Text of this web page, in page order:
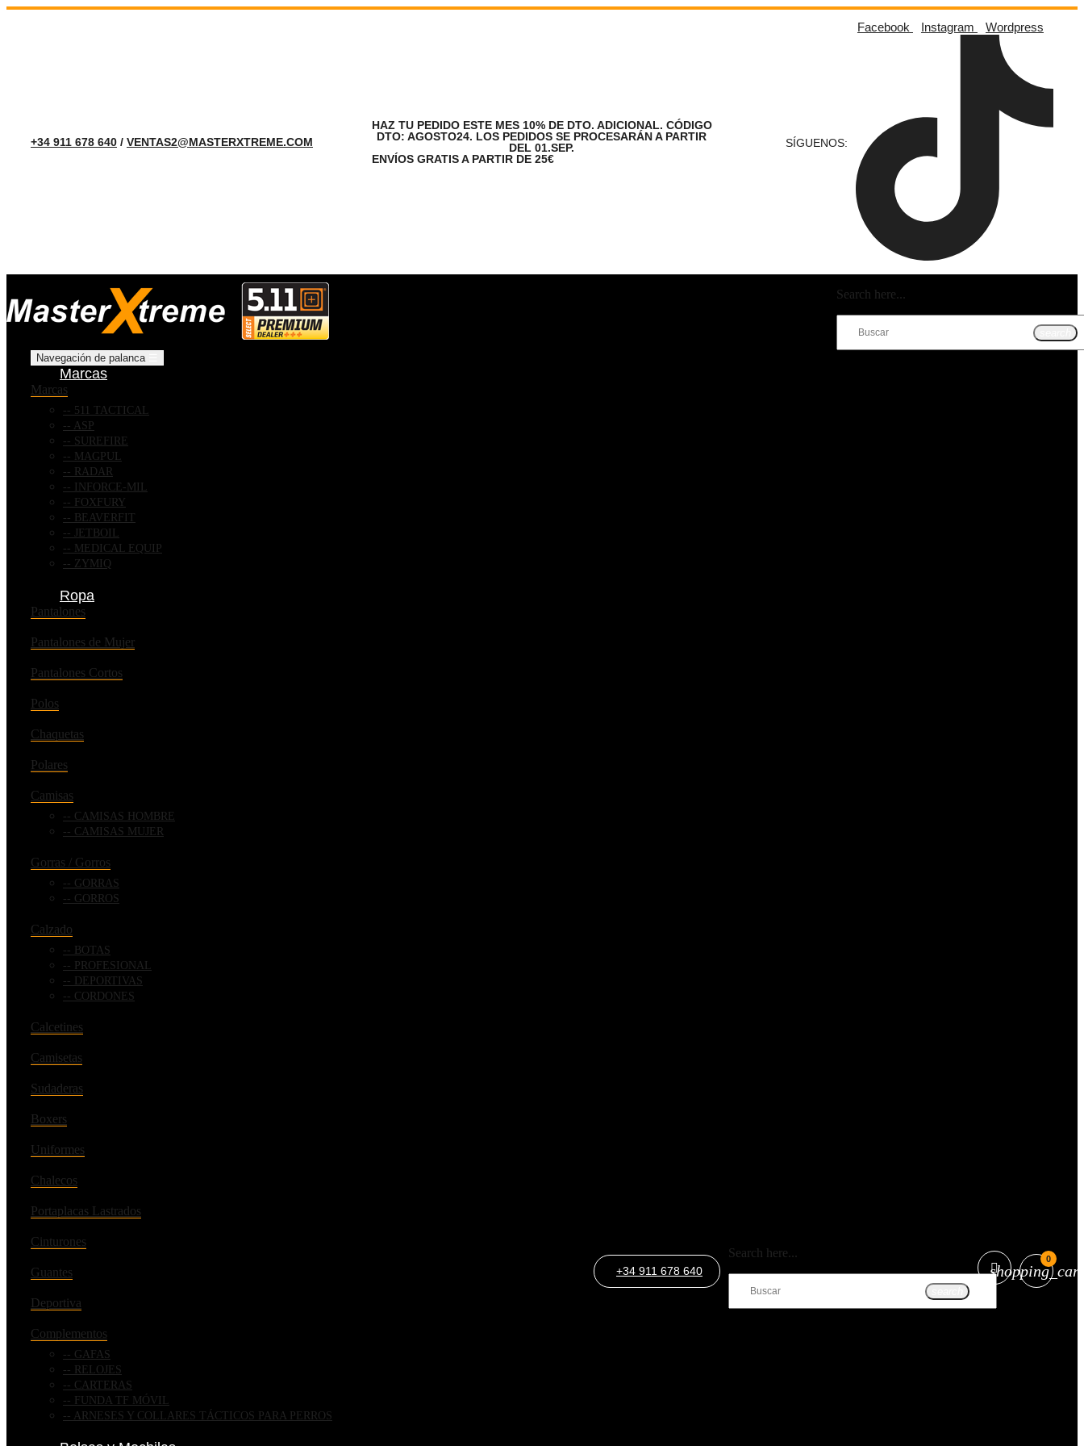
+34 911 678 640 / VENTAS2@MASTERXTREME.COM
HAZ TU PEDIDO ESTE MES 10% DE DTO. ADICIONAL. CÓDIGO
DTO: AGOSTO24. LOS PEDIDOS SE PROCESARÁN A PARTIR
DEL 01.SEP.
ENVÍOS GRATIS A PARTIR DE 25€
SÍGUENOS:
Facebook Instagram Wordpress
Search here...
Navegación de palanca
Marcas
Marcas
511 TACTICAL
ASP
SUREFIRE
MAGPUL
RADAR
INFORCE-MIL
FOXFURY
BEAVERFIT
JETBOIL
MEDICAL EQUIP
ZYMIQ
Ropa
Pantalones
Pantalones de Mujer
Pantalones Cortos
Polos
Chaquetas
Polares
Camisas
CAMISAS HOMBRE
CAMISAS MUJER
Gorras / Gorros
GORRAS
GORROS
Calzado
BOTAS
PROFESIONAL
DEPORTIVAS
CORDONES
Calcetines
Camisetas
Sudaderas
Boxers
Uniformes
Chalecos
Portaplacas Lastrados
Cinturones
Guantes
Deportiva
Complementos
GAFAS
RELOJES
CARTERAS
FUNDA TF MÓVIL
ARNESES Y COLLARES TÁCTICOS PARA PERROS
+34 911 678 640
Search here...
shopping_cart
0